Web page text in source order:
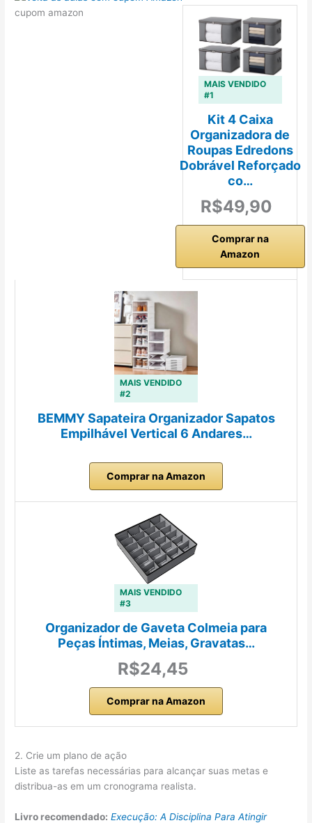
cupom amazon
MAIS VENDIDO
#1
Kit 4 Caixa
Organizadora de
Roupas Edredons
Dobrável Reforçado
co…
R$49,90
Comprar na
Amazon
MAIS VENDIDO
#2
BEMMY Sapateira Organizador Sapatos
Empilhável Vertical 6 Andares…
Comprar na Amazon
MAIS VENDIDO
#3
Organizador de Gaveta Colmeia para
Peças Íntimas, Meias, Gravatas…
R$24,45
Comprar na Amazon
2. Crie um plano de ação
Liste as tarefas necessárias para alcançar suas metas e
distribua-as em um cronograma realista.
Livro recomendado: Execução: A Disciplina Para Atingir